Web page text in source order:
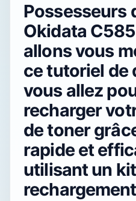
Possesseurs
Okidata
allons vous
ce tutoriel de
vous allez
recharger
de toner
rapide et
utilisant un